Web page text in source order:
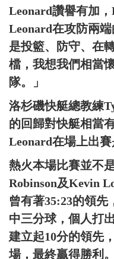
Leonard讚譽有加
Leonard在攻防兩
是投籃、防守、在
檔，我想我們相當
隊。」
洛杉磯快艇總教練
的回歸對快艇相當
Leonard在場上出賽
熱火本場比賽並不
Robinson及Kevin
曾有著35:23的領先
中三分球，個人打
建立起10分的領先
場，最終贏得勝利。